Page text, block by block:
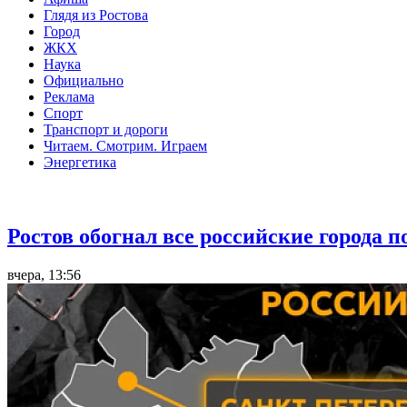
Глядя из Ростова
Город
ЖКХ
Наука
Официально
Реклама
Спорт
Транспорт и дороги
Читаем. Смотрим. Играем
Энергетика
Ростов обогнал все российские города
вчера, 13:56